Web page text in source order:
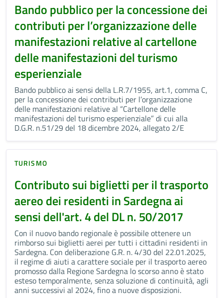
Bando pubblico per la concessione dei
contributi per l’organizzazione delle
manifestazioni relative al cartellone
delle manifestazioni del turismo
esperienziale
Bando pubblico ai sensi della L.R.7/1955, art.1, comma C,
per la concessione dei contributi per l’organizzazione
delle manifestazioni relative al “Cartellone delle
manifestazioni del turismo esperienziale” di cui alla
D.G.R. n.51/29 del 18 dicembre 2024, allegato 2/E
TURISMO
Contributo sui biglietti per il trasporto
aereo dei residenti in Sardegna ai
sensi dell'art. 4 del DL n. 50/2017
Con il nuovo bando regionale è possibile ottenere un
rimborso sui biglietti aerei per tutti i cittadini residenti in
Sardegna. Con deliberazione G.R. n. 4/30 del 22.01.2025,
il regime di aiuti a carattere sociale per il trasporto aereo
promosso dalla Regione Sardegna lo scorso anno è stato
esteso temporalmente, senza soluzione di continuità, agli
anni successivi al 2024, fino a nuove disposizioni.